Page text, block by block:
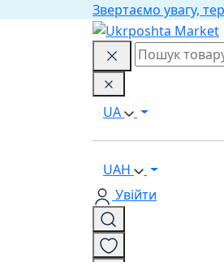
Звертаємо увагу,
UA
UAH
Увійти